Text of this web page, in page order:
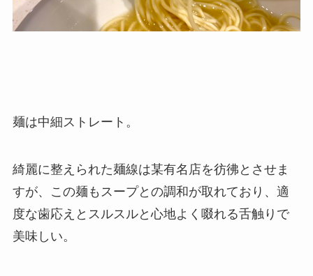
麺は中細ストレート。
綺麗に整えられた麺線は某有名店を彷彿とさせま
すが、この麺もスープとの調和が取れており、適
度な歯応えとスルスルと心地よく啜れる舌触りで
美味しい。